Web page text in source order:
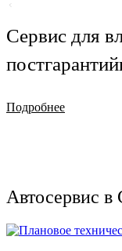
Сервис для
Подробнее
Автосервис в